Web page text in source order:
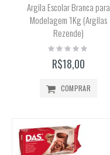
Argila Escolar Branca para
Modelagem 1Kg (Argilas
Rezende)
Rating:
R$18,00
COMPRAR